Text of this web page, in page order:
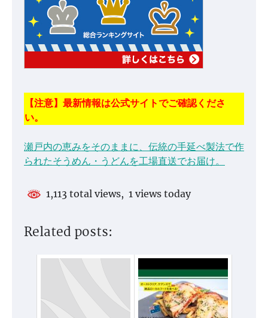
【注意】最新情報は公式サイトでご確認くださ
い。
瀬戸内の恵みをそのままに、伝統の手延べ製法で作
られたそうめん・うどんを工場直送でお届け。
1,113 total views, 1 views today
Related posts: